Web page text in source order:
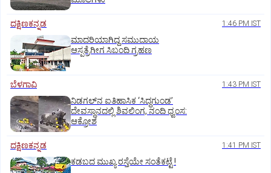
ದಕ್ಷಿಣಕನ್ನಡ 1:46 PM IST
ಮಾದರಿಯಾಗಿದ್ದ ಸಮುದಾಯ
ಆಸ್ಪತ್ರೆಗೀಗ ಸಿಬಂದಿ ಗ್ರಹಣ
ಬೆಳಗಾವಿ 1:43 PM IST
ನಿಡಗಲ್‌ನ ಐತಿಹಾಸಿಕ ‘ಸಿದ್ಧಗುಂಡ’
ದೇವಸ್ಥಾನದಲ್ಲಿ ಶಿವಲಿಂಗ, ನಂದಿ ಧ್ವಂಸ:
ಆಕ್ರೋಶ
ದಕ್ಷಿಣಕನ್ನಡ 1:41 PM IST
ಕಡಬದ ಮುಖ್ಯ ರಸ್ತೆಯೇ ಸಂತೆಕಟ್ಟೆ !